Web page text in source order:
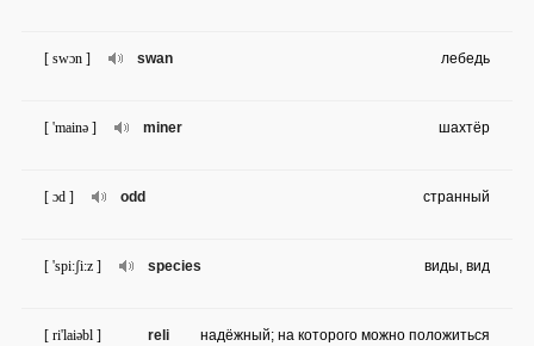
swan
[ swɔn ] лебедь
miner
[ 'mainə ] шахтёр
odd
[ ɔd ] странный
species
[ 'spi:ʃi:z ] виды, вид
reli
[ ri'laiəbl ] надёжный; на которого можно положиться